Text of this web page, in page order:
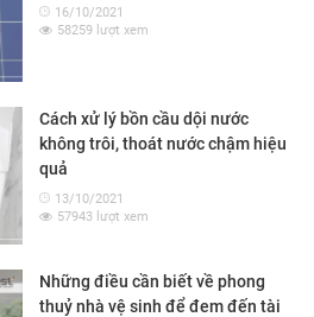
16/10/2021
58259 lượt xem
Cách xử lý bồn cầu dội nước
không trôi, thoát nước chậm hiệu
quả
13/10/2021
57943 lượt xem
Những điều cần biết về phong
thuỷ nhà vệ sinh để đem đến tài